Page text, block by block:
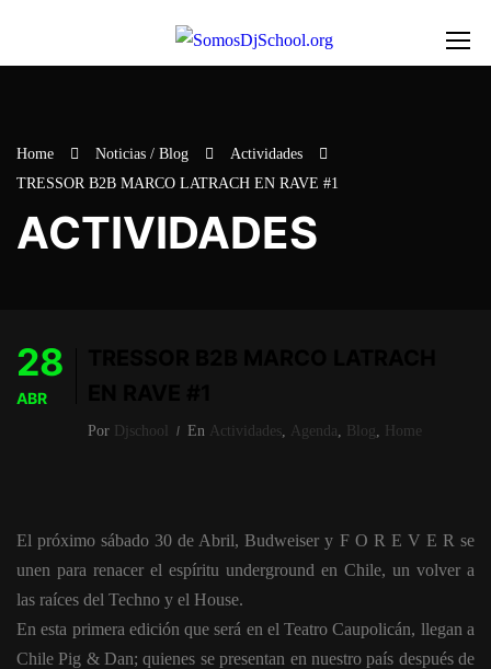
Home Noticias / Blog
Actividades
TRESSOR B2B MARCO LATRACH EN RAVE #1
ACTIVIDADES
28
ABR
Por Djschool En Actividades, Agenda, Blog, Home
El próximo sábado 30 de Abril, Budweiser y F O R E V E R se
unen para renacer el espíritu underground en Chile, un volver a
las raíces del Techno y el House.
En esta primera edición que será en el Teatro Caupolicán, llegan a
Chile Pig & Dan; quienes se presentan en nuestro país después de